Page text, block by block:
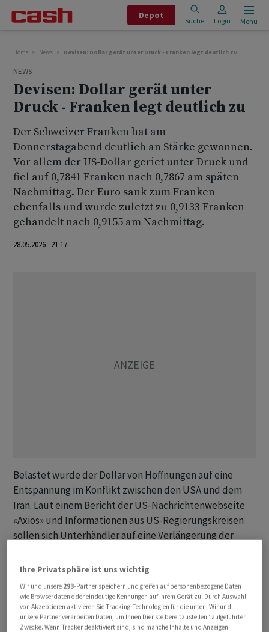
Depot
Suche Login Menu
Home News Devisen: Dollar gerät unter Druck - Franken legt deutlich zu
NEWS
Devisen: Dollar gerät unter
Druck - Franken legt deutlich zu
Der Schweizer Franken hat am
Donnerstagabend deutlich an Stärke gewonnen.
Vor allem der US-Dollar geriet unter Druck und
fiel auf 0,7841 Franken nach 0,7867 am späten
Nachmittag. Der Euro sank zum Franken
ebenfalls und wurde zuletzt zu 0,9133 Franken
gehandelt nach 0,9155 am Nachmittag.
28.05.2026 21:17
Belastet wurde der Dollar von Hoffnungen auf eine
Entspannung im Konflikt zwischen den USA und dem
Iran. Laut einem Bericht der US-Nachrichtenwebseite
«Axios» und Informationen aus US-Regierungskreisen
sollen sich Unterhändler auf eine Verlängerung der
Atomprogramm verständigt haben. Die Vereinbarung
müsse allerdings noch von US-Präsident Donald Trump
gebilligt werden.
Die Aussicht auf eine Deeskalation belastete den Dollar,
Ihre Privatsphäre ist uns wichtig
Wir und unsere 293-Partner speichern und greifen auf personenbezogene Daten
wie Browserdaten oder eindeutige Kennungen auf Ihrem Gerät zu. Durch Auswahl
von Akzeptieren aktivieren Sie Tracking-Technologien für die unter „Wir und
unsere Partner verarbeiten Daten, um Ihnen Dienste bereitzustellen“ aufgeführten
Zwecke. Wenn Tracker deaktiviert sind, sind manche Inhalte und Anzeigen